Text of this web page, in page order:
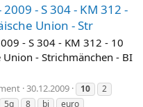
- S 304 - KM 312 -
Union - Str
- S 304 - KM 312 - 10
Union - Strichmänchen - BI
30.12.2009 10
2
5g 8 bi
euro